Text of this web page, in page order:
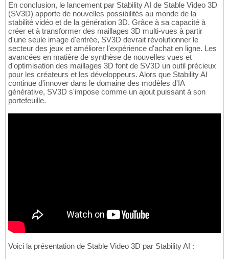
En conclusion, le lancement par Stability AI de Stable Video 3D
(SV3D) apporte de nouvelles possibilités au monde de la
stabilité vidéo et de la génération 3D. Grâce à sa capacité à
créer et à transformer des maillages 3D multi-vues à partir
d'une seule image d'entrée, SV3D devrait révolutionner le
secteur des jeux et améliorer l'expérience d'achat en ligne. Les
avancées en matière de synthèse de nouvelles vues et
d'optimisation des maillages 3D font de SV3D un outil précieux
pour les créateurs et les développeurs. Alors que Stability AI
continue d'innover dans le domaine des modèles d'IA
générative, SV3D s'impose comme un ajout puissant à son
portefeuille.
Voici la présentation de Stable Video 3D par Stability AI :